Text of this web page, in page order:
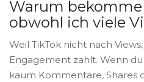
Warum bekomme
obwohl ich viele
Weil TikTok nicht nach
Engagement zahlt. Wenn
kaum Kommentare, Shares